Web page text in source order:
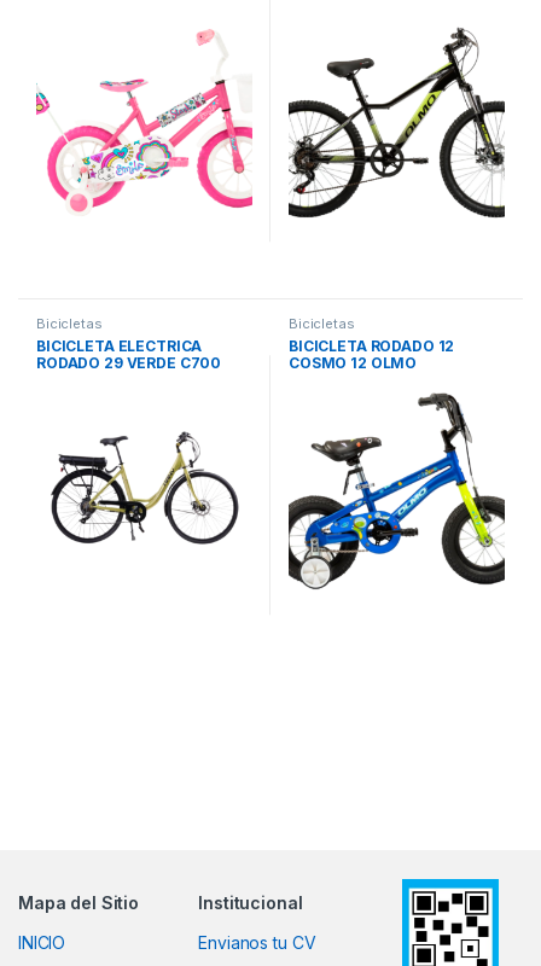
Bicicletas
BICICLETA ELECTRICA
RODADO 29 VERDE C700
Bicicletas
BICICLETA RODADO 12
COSMO 12 OLMO
Mapa del Sitio
INICIO
Institucional
Envianos tu CV